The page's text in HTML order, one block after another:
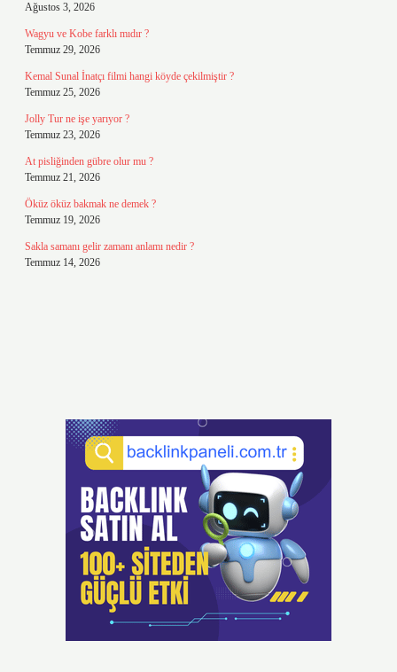
Ağustos 3, 2026
Wagyu ve Kobe farklı mıdır ?
Temmuz 29, 2026
Kemal Sunal İnatçı filmi hangi köyde çekilmiştir ?
Temmuz 25, 2026
Jolly Tur ne işe yarıyor ?
Temmuz 23, 2026
At pisliğinden gübre olur mu ?
Temmuz 21, 2026
Öküz öküz bakmak ne demek ?
Temmuz 19, 2026
Sakla samanı gelir zamanı anlamı nedir ?
Temmuz 14, 2026